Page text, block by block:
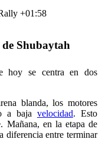
+01:58
Shubaytah
hoy se centra en dos
blanda, los motores
a baja velocidad. Esto
Mañana, en la etapa de
diferencia entre terminar